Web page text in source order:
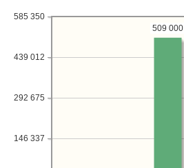
146 337
292 675
439 012
585 350
509 000